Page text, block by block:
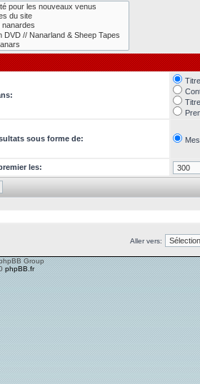
sous forme de:
les:
Aller vers:
Group
phpBB.fr